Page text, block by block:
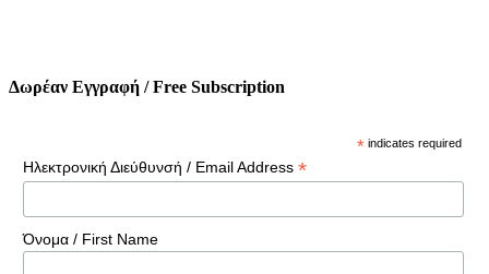
Δωρέαν Εγγραφή / Free Subscription
* indicates required
Ηλεκτρονική Διεύθυνσή / Email Address *
Όνομα / First Name